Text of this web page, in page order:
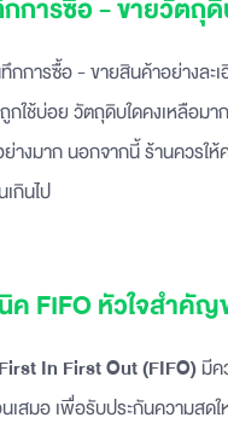
การซื้อ - ขายวัตถุดิ
กการซื้อ - ขายสินค้าอย่างละ
กใช้บ่อย วัตถุดิบใดคงเหลือมา
ย่างมาก นอกจากนี้ ร้านควร
กินไป
ค FIFO หัวใจสำคั
First In First Out (FIFO)มี
นเสมอ เพื่อรับประกันความสด